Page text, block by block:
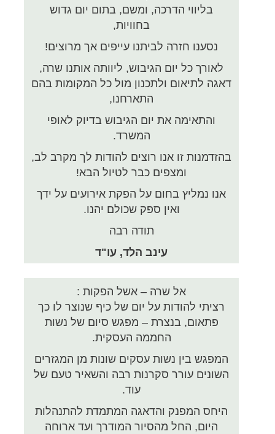
בליווי הדרכה, ומשם, בתום יום גדוש
בחוויות,
נסענו חזרה לביתנו עייפים אך מרוצים!
לאורך כל יום הגיבוש, ליוותה אותנו שרה,
דאגה לתיאום ולתכנון מול כל המקומות בהם
התארחנו,
והתאימה את יום הגיבוש בדיוק לאופי
המשרד.
בהזדמנות זו אנו רוצים להודות לך מקרב לב,
ומצפים כבר לטיול הבא!
אנו נמליץ בחום על הפקת אירועים על ידך
ואין ספק שכולם יהנו.
תודה רבה
עינב הלד, עו"ד
אל שרה – אשל הפקות :
רציתי להודות על יום של כיף שנוצר לו כך
פתאום, בנצרת – מפגש סיום של נשות
החממה העסקית.
המפגש בין נשות עסקים שונות מן המגזרים
השונים עורר סקרנות רבה והשאיר טעם של
עוד.
היחס המפנק והדאגה המתמדת להתנהלות
היום, החל מהסיור המודרך ועד ארוחה